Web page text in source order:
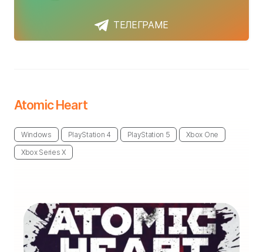
ТЕЛЕГРАМЕ
Atomic Heart
Windows PlayStation 4 PlayStation 5 Xbox One
Xbox Series X